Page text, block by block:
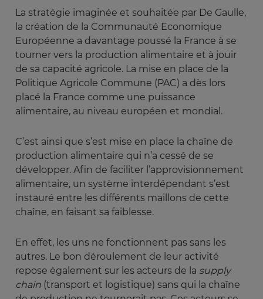
La stratégie imaginée et souhaitée par De Gaulle,
la création de la Communauté Economique
Européenne a davantage poussé la France à se
tourner vers la production alimentaire et à jouir
de sa capacité agricole. La mise en place de la
Politique Agricole Commune (PAC) a dès lors
placé la France comme une puissance
alimentaire, au niveau européen et mondial.
C’est ainsi que s’est mise en place la chaîne de
production alimentaire qui n’a cessé de se
développer. Afin de faciliter l’approvisionnement
alimentaire, un système interdépendant s’est
instauré entre les différents maillons de cette
chaîne, en faisant sa faiblesse.
En effet, les uns ne fonctionnent pas sans les
autres. Le bon déroulement de leur activité
repose également sur les acteurs de la supply
chain (transport et logistique) sans qui la chaîne